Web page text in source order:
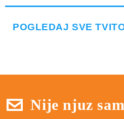
POGLEDAJ SVE
Nije njuz